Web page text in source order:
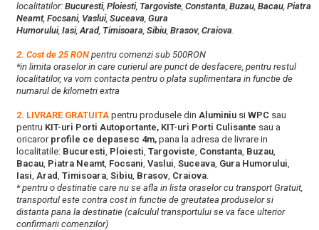
localitatilor: Bucuresti, Ploiesti, Targoviste, Constanta, Buzau, Bacau, Piatra
Neamt, Focsani, Vaslui, Suceava, Gura
Humorului, Iasi,Arad, Timisoara, Sibiu, Brasov, Craiova.
2. Cost de 25 RON pentru comenzi sub 500RON
*in limita oraselor in care curierul are punct de desfacere, pentru restul
localitatilor, va vom contacta pentru o plata suplimentara in functie de
numarul de kilometri extra
2. LIVRARE GRATUITA pentru produsele din Aluminiu si WPC sau
pentru KIT-uri Porti Autoportante, KIT-uri Porti Culisante sau a
oricarorprofile ce depasesc 4m, pana la adresa de livrare in
localitatile: Bucuresti, Ploiesti, Targoviste, Constanta, Buzau,
Bacau, Piatra Neamt, Focsani, Vaslui, Suceava, Gura Humorului,
Iasi, Arad, Timisoara, Sibiu, Brasov, Craiova.
* pentru o destinatie care nu se afla in lista oraselor cu transport Gratuit,
transportul este contra cost in functie de greutatea produselor si
distanta pana la destinatie (calculul transportului se va face ulterior
confirmarii comenzilor)